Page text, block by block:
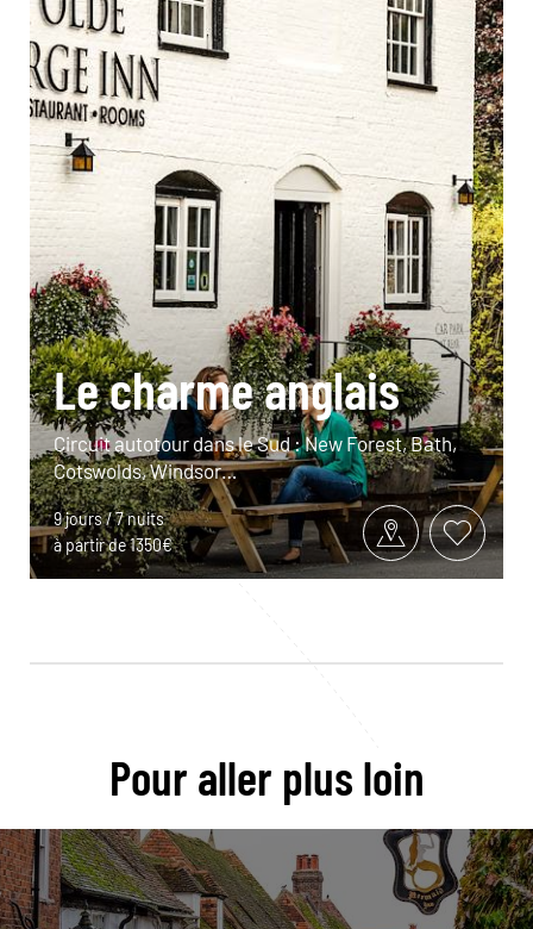
Le charme anglais
Circuit autotour dans le Sud : New Forest, Bath,
Cotswolds, Windsor…
9 jours / 7 nuits
à partir de 1350€
Pour aller plus loin